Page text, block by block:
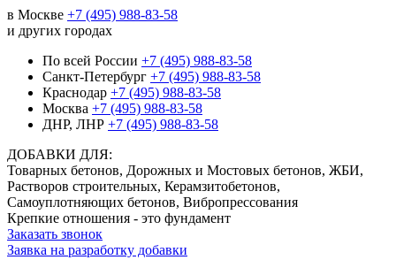
в Москве +7 (495) 988-83-58
и других городах
По всей России +7 (495) 988-83-58
Санкт-Петербург +7 (495) 988-83-58
Краснодар +7 (495) 988-83-58
Москва +7 (495) 988-83-58
ДНР, ЛНР +7 (495) 988-83-58
ДОБАВКИ ДЛЯ:
Товарных бетонов, Дорожных и Мостовых бетонов, ЖБИ,
Растворов строительных, Керамзитобетонов,
Самоуплотняющих бетонов, Вибропрессования
Крепкие отношения - это фундамент
Заказать звонок
Заявка на разработку добавки